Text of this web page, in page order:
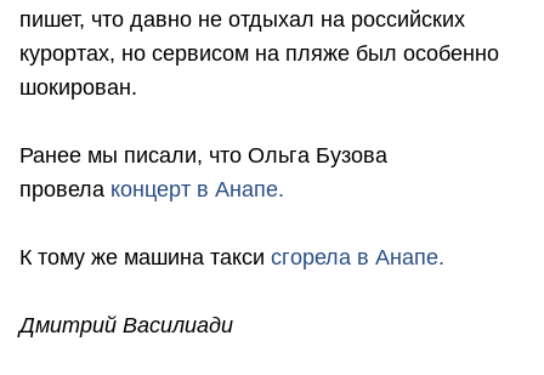
пишет, что давно не отдыхал на российских
курортах, но сервисом на пляже был особенно
шокирован.
Ранее мы писали, что Ольга Бузова
провела концерт в Анапе.
К тому же машина такси сгорела в Анапе.
Дмитрий Василиади